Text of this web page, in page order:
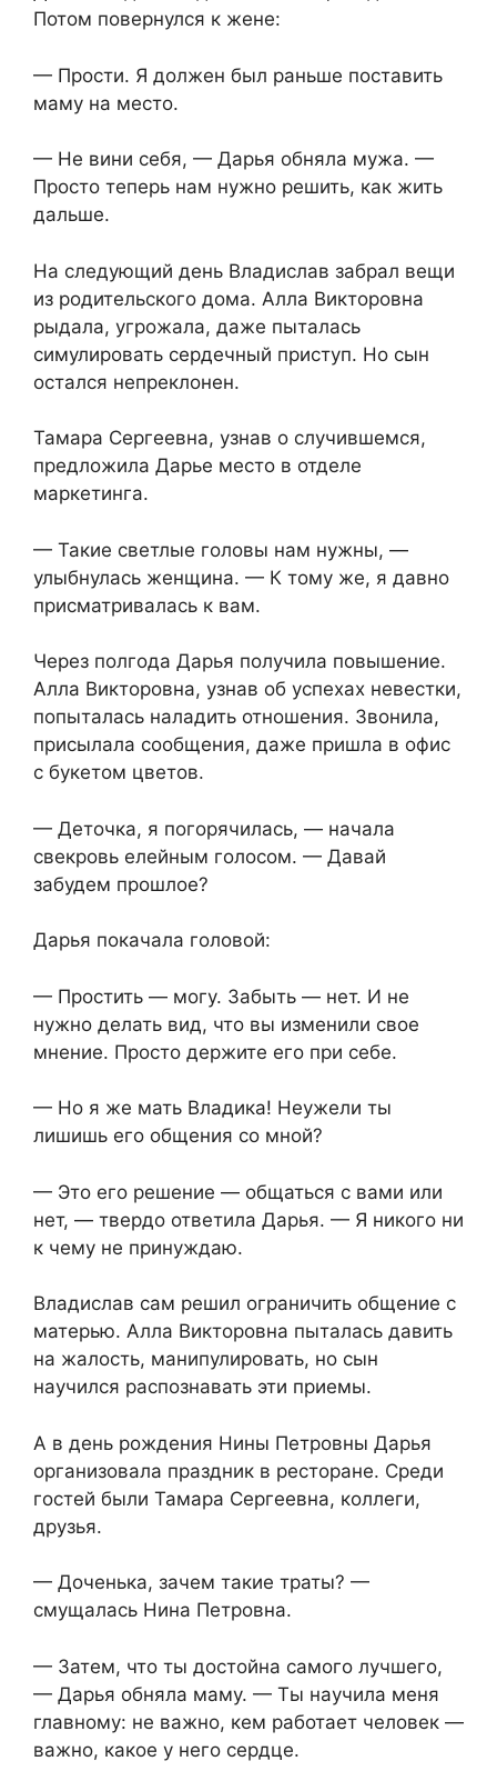
Потом повернулся к жене:
— Прости. Я должен был раньше поставить
маму на место.
— Не вини себя, — Дарья обняла мужа. —
Просто теперь нам нужно решить, как жить
дальше.
На следующий день Владислав забрал вещи
из родительского дома. Алла Викторовна
рыдала, угрожала, даже пыталась
симулировать сердечный приступ. Но сын
остался непреклонен.
Тамара Сергеевна, узнав о случившемся,
предложила Дарье место в отделе
маркетинга.
— Такие светлые головы нам нужны, —
улыбнулась женщина. — К тому же, я давно
присматривалась к вам.
Через полгода Дарья получила повышение.
Алла Викторовна, узнав об успехах невестки,
попыталась наладить отношения. Звонила,
присылала сообщения, даже пришла в офис
с букетом цветов.
— Деточка, я погорячилась, — начала
свекровь елейным голосом. — Давай
забудем прошлое?
Дарья покачала головой:
— Простить — могу. Забыть — нет. И не
нужно делать вид, что вы изменили свое
мнение. Просто держите его при себе.
— Но я же мать Владика! Неужели ты
лишишь его общения со мной?
— Это его решение — общаться с вами или
нет, — твердо ответила Дарья. — Я никого ни
к чему не принуждаю.
Владислав сам решил ограничить общение с
матерью. Алла Викторовна пыталась давить
на жалость, манипулировать, но сын
научился распознавать эти приемы.
А в день рождения Нины Петровны Дарья
организовала праздник в ресторане. Среди
гостей были Тамара Сергеевна, коллеги,
друзья.
— Доченька, зачем такие траты? —
смущалась Нина Петровна.
— Затем, что ты достойна самого лучшего,
— Дарья обняла маму. — Ты научила меня
главному: не важно, кем работает человек —
важно, какое у него сердце.